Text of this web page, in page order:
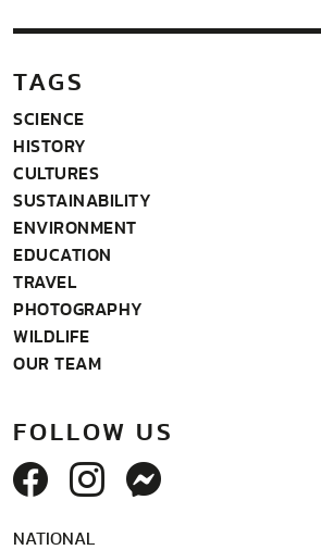
TAGS
SCIENCE
HISTORY
CULTURES
SUSTAINABILITY
ENVIRONMENT
EDUCATION
TRAVEL
PHOTOGRAPHY
WILDLIFE
OUR TEAM
FOLLOW US
NATIONAL